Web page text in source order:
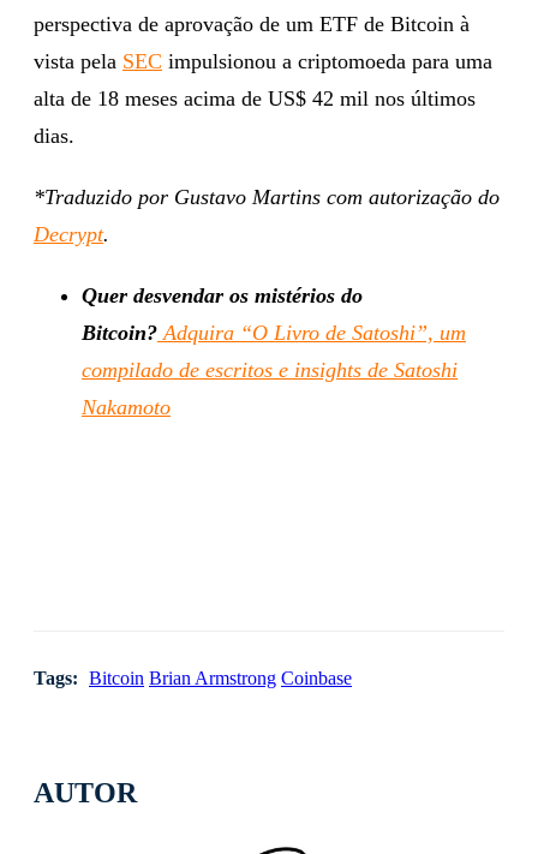
AUTOR
perspectiva de aprovação de um ETF de Bitcoin à
vista pela SEC impulsionou a criptomoeda para uma
alta de 18 meses acima de US$ 42 mil nos últimos
dias.
*Traduzido por Gustavo Martins com autorização do
Decrypt.
Quer desvendar os mistérios do
Bitcoin? Adquira “O Livro de Satoshi”, um
compilado de escritos e insights de Satoshi
Nakamoto
Tags: Bitcoin Brian Armstrong Coinbase